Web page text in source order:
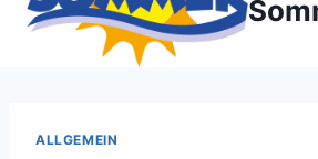
ALLGEMEIN